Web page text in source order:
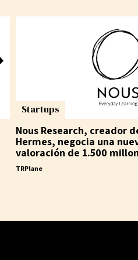
Startups
Nous Research, creador
Hermes, negocia una
valoración de 1.500
TRPlane